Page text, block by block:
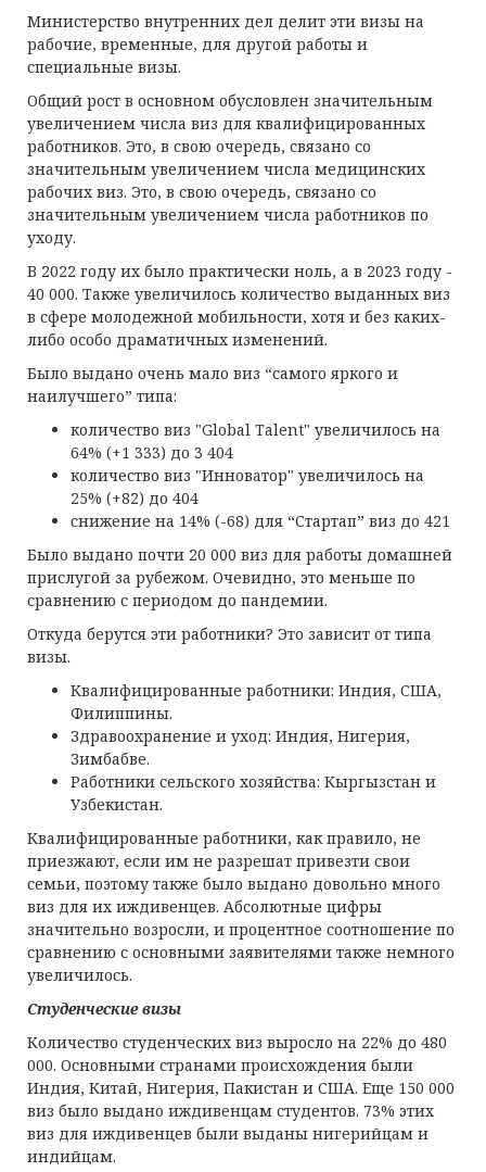
Министерство внутренних дел делит эти визы на
рабочие, временные, для другой работы и
специальные визы.
Общий рост в основном обусловлен значительным
увеличением числа виз для квалифицированных
работников. Это, в свою очередь, связано со
значительным увеличением числа медицинских
рабочих виз. Это, в свою очередь, связано со
значительным увеличением числа работников по
уходу.
В 2022 году их было практически ноль, а в 2023 году -
40 000. Также увеличилось количество выданных виз
в сфере молодежной мобильности, хотя и без каких-
либо особо драматичных изменений.
Было выдано очень мало виз “самого яркого и
наилучшего” типа:
количество виз "Global Talent" увеличилось на
64% (+1 333) до 3 404
количество виз "Инноватор" увеличилось на
25% (+82) до 404
снижение на 14% (-68) для “Стартап” виз до 421
Было выдано почти 20 000 виз для работы домашней
прислугой за рубежом. Очевидно, это меньше по
сравнению с периодом до пандемии.
Откуда берутся эти работники? Это зависит от типа
визы.
Квалифицированные работники: Индия, США,
Филиппины.
Здравоохранение и уход: Индия, Нигерия,
Зимбабве.
Работники сельского хозяйства: Кыргызстан и
Узбекистан.
Квалифицированные работники, как правило, не
приезжают, если им не разрешат привезти свои
семьи, поэтому также было выдано довольно много
виз для их иждивенцев. Абсолютные цифры
значительно возросли, и процентное соотношение по
сравнению с основными заявителями также немного
увеличилось.
Студенческие визы
Количество студенческих виз выросло на 22% до 480
000. Основными странами происхождения были
Индия, Китай, Нигерия, Пакистан и США. Еще 150 000
виз было выдано иждивенцам студентов. 73% этих
виз для иждивенцев были выданы нигерийцам и
индийцам.